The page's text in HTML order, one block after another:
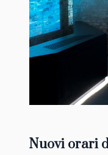
Nuovi orari